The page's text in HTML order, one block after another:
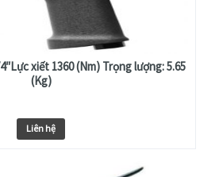
xiết 1360 (Nm) Trọng lượng: 5.65
(Kg)
Liên hệ